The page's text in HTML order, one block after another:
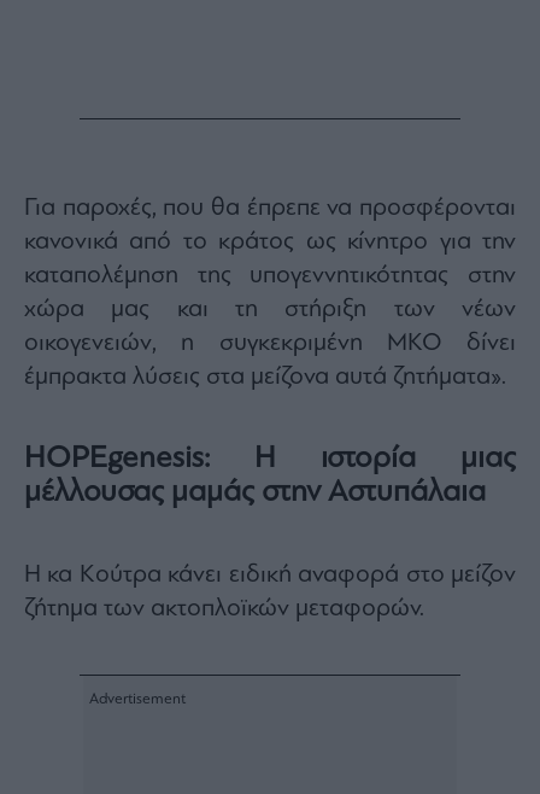
Για παροχές, που θα έπρεπε να προσφέρονται
κανονικά από το κράτος ως κίνητρο για την
καταπολέμηση της υπογεννητικότητας στην
χώρα μας και τη στήριξη των νέων
οικογενειών, η συγκεκριμένη ΜΚΟ δίνει
έμπρακτα λύσεις στα μείζονα αυτά ζητήματα».
HOPEgenesis: Η ιστορία μιας
μέλλουσας μαμάς στην Αστυπάλαια
Η κα Κούτρα κάνει ειδική αναφορά στο μείζον
ζήτημα των ακτοπλοϊκών μεταφορών.